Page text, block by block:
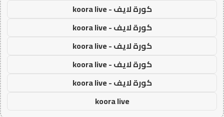
كورة لايف - koora live
كورة لايف - koora live
كورة لايف - koora live
كورة لايف - koora live
كورة لايف - koora live
koora live